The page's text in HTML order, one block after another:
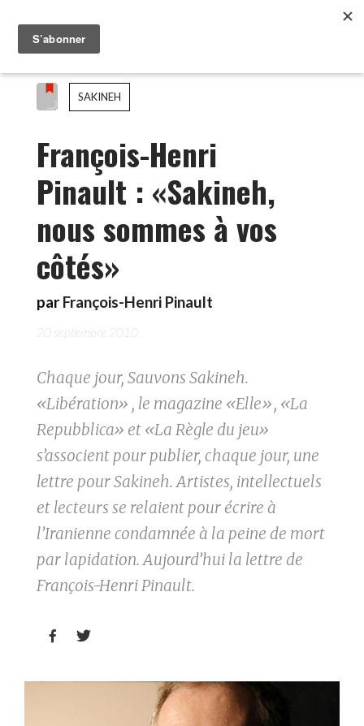
SAKINEH
François-Henri
Pinault : «Sakineh,
nous sommes à vos
côtés»
par François-Henri Pinault
20 septembre 2010
Chaque jour, Sauvons Sakineh.
«Libération» , le magazine «Elle», «La
Repubblica» et «La Règle du jeu»
s’associent pour publier, chaque jour, une
lettre pour Sakineh. Artistes, intellectuels
et lecteurs se relaient pour écrire à
l’Iranienne condamnée à la peine de mort
par lapidation. Aujourd’hui la lettre de
François-Henri Pinault.
 